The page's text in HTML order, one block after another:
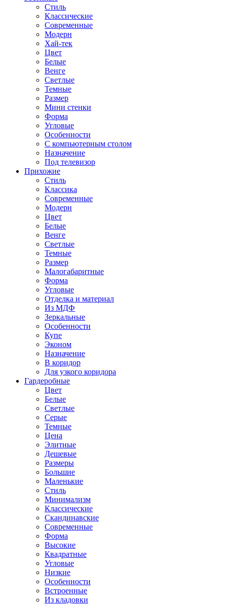
Стиль
Классические
Современные
Модерн
Хай-тек
Цвет
Белые
Венге
Светлые
Темные
Размер
Мини стенки
Форма
Угловые
Особенности
С компьютерным столом
Назначение
Под телевизор
Прихожие
Стиль
Классика
Современные
Модерн
Цвет
Белые
Венге
Светлые
Темные
Размер
Малогабаритные
Форма
Угловые
Отделка и материал
Из МДФ
Зеркальные
Особенности
Купе
Эконом
Назначение
В коридор
Для узкого коридора
Гардеробные
Цвет
Белые
Светлые
Серые
Темные
Цена
Элитные
Дешевые
Размеры
Большие
Маленькие
Стиль
Минимализм
Классические
Скандинавские
Современные
Форма
Высокие
Квадратные
Угловые
Низкие
Особенности
Встроенные
Из кладовки